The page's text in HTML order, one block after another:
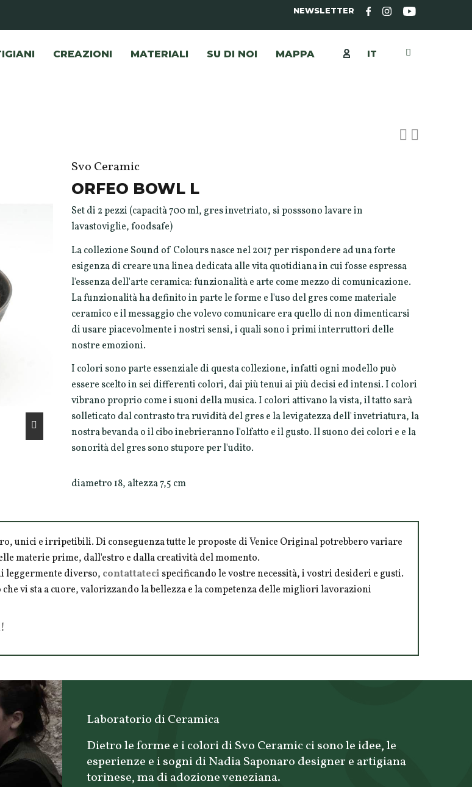
NEWSLETTER
CREAZIONI MATERIALI SU DI NOI MAPPA IT
Svo Ceramic
ORFEO BOWL L
Set di 2 pezzi (capacità 700 ml, gres invetriato, si posssono lavare in
lavastoviglie, foodsafe)
La collezione Sound of Colours nasce nel 2017 per rispondere ad una forte
esigenza di creare una linea dedicata alle vita quotidiana in cui fosse espressa
l'essenza dell'arte ceramica: funzionalità e arte come mezzo di comunicazione.
La funzionalità ha definito in parte le forme e l'uso del gres come materiale
ceramico e il messaggio che volevo comunicare era quello di non dimenticarsi
di usare piacevolmente i nostri sensi, i quali sono i primi interruttori delle
nostre emozioni.
I colori sono parte essenziale di questa collezione, infatti ogni modello può
essere scelto in sei differenti colori, dai più tenui ai più decisi ed intensi. I colori
vibrano proprio come i suoni della musica. I colori attivano la vista, il tatto sarà
solleticato dal contrasto tra ruvidità del gres e la levigatezza dell' invetriatura, la
nostra bevanda o il cibo inebrieranno l'olfatto e il gusto. Il suono dei colori e e la
sonorità del gres sono stupore per l'udito.
diametro 18, altezza 7,5 cm
unici e irripetibili. Di conseguenza tutte le proposte di Venice Original potrebbero variare
materie prime, dall'estro e dalla creatività del momento.
leggermente diverso, contattateci specificando le vostre necessità, i vostri desideri e gusti.
vi sta a cuore, valorizzando la bellezza e la competenza delle migliori lavorazioni
Laboratorio di Ceramica
Dietro le forme e i colori di Svo Ceramic ci sono le idee, le
esperienze e i sogni di Nadia Saponaro designer e artigiana
torinese, ma di adozione veneziana.